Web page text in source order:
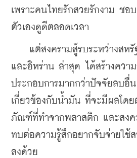
เพราะคนไทยรักสวยรักงาม ชอ
ตัวเองดูดีตลอดเวลา
แต่สงครามสู้รบระหว่างสหรัฐ
และอิหร่าน ล่าสุด ได้สร้างควา
ประกอบการมากกว่าปัจจัยลบอื่
เกี่ยวข้องกับน้ำมัน ที่จะมีผลโด
ภัณฑ์ที่ทำจากพลาสติก และสงค
ทบต่อความรู้สึกอยากจับจ่ายใช้
ลงด้วย